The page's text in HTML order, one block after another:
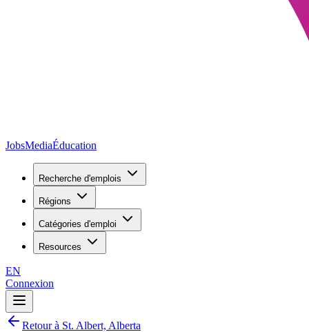
JobsMediaÉducation
Recherche d'emplois
Régions
Catégories d'emploi
Resources
EN
Connexion
Retour à St. Albert, Alberta